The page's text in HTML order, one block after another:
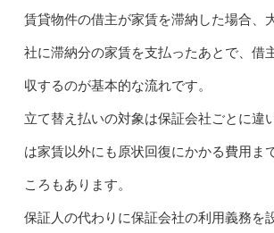
賃貸物件の借主が家賃を滞納した場合、
社に滞納分の家賃を支払ったあとで、借
収するのが基本的な流れです。
立て替え払いの対象は保証会社ごとに違
は家賃以外にも原状回復にかかる費用ま
ころもあります。
保証人の代わりに保証会社の利用義務を